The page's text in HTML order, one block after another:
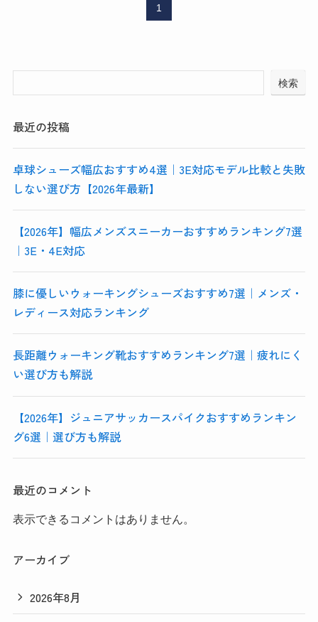
1
検索
最近の投稿
卓球シューズ幅広おすすめ4選｜3E対応モデル比較と失敗
しない選び方【2026年最新】
【2026年】幅広メンズスニーカーおすすめランキング7選
｜3E・4E対応
膝に優しいウォーキングシューズおすすめ7選｜メンズ・
レディース対応ランキング
長距離ウォーキング靴おすすめランキング7選｜疲れにく
い選び方も解説
【2026年】ジュニアサッカースパイクおすすめランキン
グ6選｜選び方も解説
最近のコメント
表示できるコメントはありません。
アーカイブ
2026年8月